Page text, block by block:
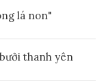
lá non"
thanh yên